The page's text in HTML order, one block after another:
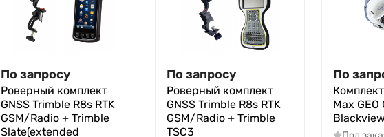
По запросу
Роверный комплект
GNSS Trimble R8s RTK
GSM/Radio + Trimble
Slate(extended
По запросу
Роверный комплект
GNSS Trimble R8s RTK
GSM/Radio + Trimble
TSC3
По
Max GEO